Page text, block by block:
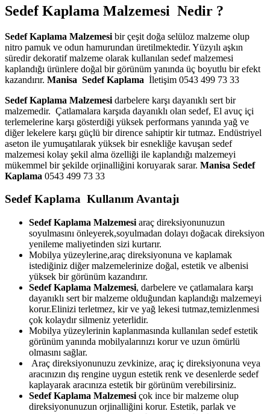
Sedef Kaplama Malzemesi Nedir ?
Sedef Kaplama Malzemesi bir çeşit doğa selüloz malzeme olup
nitro pamuk ve odun hamurundan üretilmektedir. Yüzyılı aşkın
süredir dekoratif malzeme olarak kullanılan sedef malzemesi
kaplandığı ürünlere doğal bir görünüm yanında üç boyutlu bir efekt
kazandırır. Manisa Sedef Kaplama İletişim 0543 499 73 33
Sedef Kaplama Malzemesi darbelere karşı dayanıklı sert bir
malzemedir. Çatlamalara karşıda dayanıklı olan sedef, El avuç içi
terlemelerine karşı gösterdiği yüksek performans yanında yağ ve
diğer lekelere karşı güçlü bir dirence sahiptir kir tutmaz. Endüstriyel
aseton ile yumuşatılarak yüksek bir esnekliğe kavuşan sedef
malzemesi kolay şekil alma özelliği ile kaplandığı malzemeyi
mükemmel bir şekilde orjinalliğini koruyarak sarar. Manisa Sedef
Kaplama 0543 499 73 33
Sedef Kaplama Kullanım Avantajı
Sedef Kaplama Malzemesi araç direksiyonunuzun
soyulmasını önleyerek,soyulmadan dolayı doğacak direksiyon
yenileme maliyetinden sizi kurtarır.
Mobilya yüzeylerine,araç direksiyonuna ve kaplamak
istediğiniz diğer malzemelerinize doğal, estetik ve albenisi
yüksek bir görünüm kazandırır.
Sedef Kaplama Malzemesi, darbelere ve çatlamalara karşı
dayanıklı sert bir malzeme olduğundan kaplandığı malzemeyi
korur.Elinizi terletmez, kir ve yağ lekesi tutmaz,temizlenmesi
çok kolaydır silmeniz yeterlidir.
Mobilya yüzeylerinin kaplanmasında kullanılan sedef estetik
görünüm yanında mobilyalarınızı korur ve uzun ömürlü
olmasını sağlar.
Araç direksiyonunuzu zevkinize, araç iç direksiyonuna veya
aracınızın dış rengine uygun estetik renk ve desenlerde sedef
kaplayarak aracınıza estetik bir görünüm verebilirsiniz.
Sedef Kaplama Malzemesi çok ince bir malzeme olup
direksiyonunuzun orjinalliğini korur. Estetik, parlak ve